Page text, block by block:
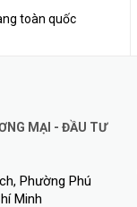
toàn quốc
MẠI - ĐẦU TƯ
Phường Phú
Minh